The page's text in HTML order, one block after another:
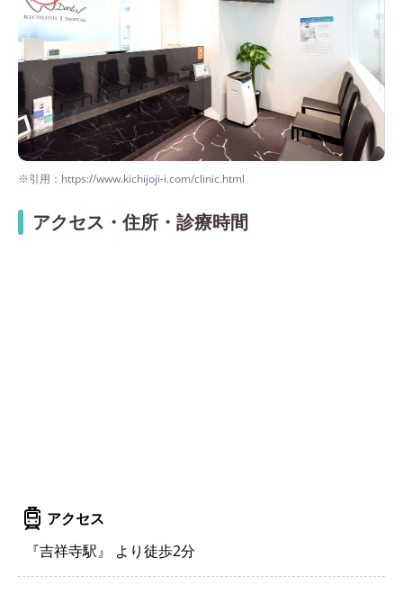
※引用：https://www.kichijoji-i.com/clinic.html
アクセス・住所・診療時間
アクセス
『吉祥寺駅』 より徒歩2分